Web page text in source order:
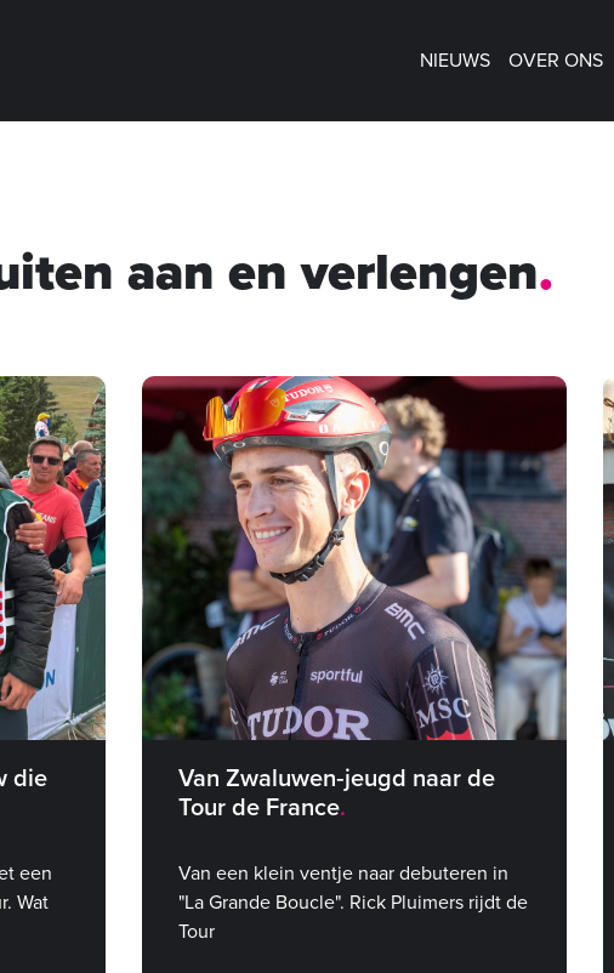
NIEUWS OVER ONS
aan en verlengen
die
een
Wat
Van Zwaluwen‑jeugd naar de
Tour de France
Van een klein ventje naar debuteren in
"La Grande Boucle". Rick Pluimers rijdt de
Tour